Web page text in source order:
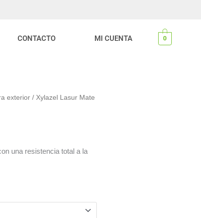
CONTACTO MI CUENTA 0
exterior / Xylazel Lasur Mate
una resistencia total a la